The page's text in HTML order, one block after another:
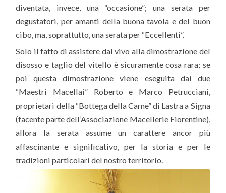
diventata, invece, una “occasione”; una serata per
degustatori, per amanti della buona tavola e del buon
cibo, ma, soprattutto, una serata per “Eccellenti”.
Solo il fatto di assistere dal vivo alla dimostrazione del
disosso e taglio del vitello è sicuramente cosa rara; se
poi questa dimostrazione viene eseguita dai due
“Maestri Macellai” Roberto e Marco Petrucciani,
proprietari della “Bottega della Carne” di Lastra a Signa
(facente parte dell’Associazione Macellerie Fiorentine),
allora la serata assume un carattere ancor più
affascinante e significativo, per la storia e per le
tradizioni particolari del nostro territorio.